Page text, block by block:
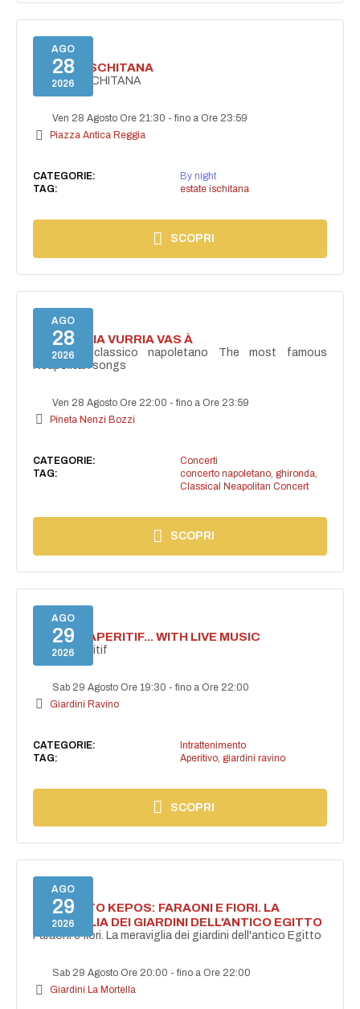
AGO
28
2026
ESTATE ISCHITANA
ESTATE ISCHITANA
Ven 28 Agosto Ore 21:30 -fino a Ore 23:59
Piazza Antica Reggia
CATEGORIE:
By night
TAG:
estate ischitana
SCOPRI
AGO
28
2026
I'TE VURRIA VURRIA VAS À
Concerto classico napoletano The most famous
Neapolitan songs
Ven 28 Agosto Ore 22:00 -fino a Ore 23:59
Pineta Nenzi Bozzi
CATEGORIE:
Concerti
TAG:
concerto napoletano, ghironda,
Classical Neapolitan Concert
SCOPRI
AGO
29
2026
SECRET APERITIF... WITH LIVE MUSIC
Secret aperitif
Sab 29 Agosto Ore 19:30 -fino a Ore 22:00
Giardini Ravino
CATEGORIE:
Intrattenimento
TAG:
Aperitivo, giardini ravino
SCOPRI
AGO
29
2026
PROGETTO KEPOS: FARAONI E FIORI. LA
MERAVIGLIA DEI GIARDINI DELL'ANTICO EGITTO
Faraoni e fiori. La meraviglia dei giardini dell'antico Egitto
Sab 29 Agosto Ore 20:00 -fino a Ore 22:00
Giardini La Mortella